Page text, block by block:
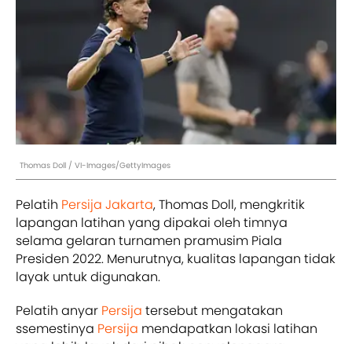
Thomas Doll / VI-Images/GettyImages
Pelatih Persija Jakarta, Thomas Doll, mengkritik
lapangan latihan yang dipakai oleh timnya
selama gelaran turnamen pramusim Piala
Presiden 2022. Menurutnya, kualitas lapangan tidak
layak untuk digunakan.
Pelatih anyar Persija tersebut mengatakan
ssemestinya Persija mendapatkan lokasi latihan